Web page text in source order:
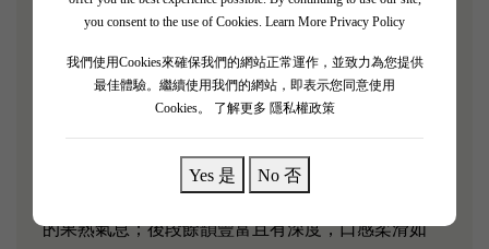
you consent to the use of Cookies. Learn More Privacy Policy
我們使用Cookies來確保我們的網站正常運作，並致力為您提供
最佳體驗。繼續使用我們的網站，即表示您同意使用
Cookies。
了解更多 隱私權政策
Yes 是 No 否
Château Figeac 和 Château Cheval Blanc，在不銹鋼罐
和木桶中發酵，並在大約 50% 的新橡木桶中陳釀，
具體取決於年份。
「La Tour Figeac 2014帶有濃郁的黑莓果香及恰到好
處的花香。酒體中等，單寧細緻，散發令人印象深刻
的果熟氣息；後段餘韻豐富且有深度，口感柔滑如